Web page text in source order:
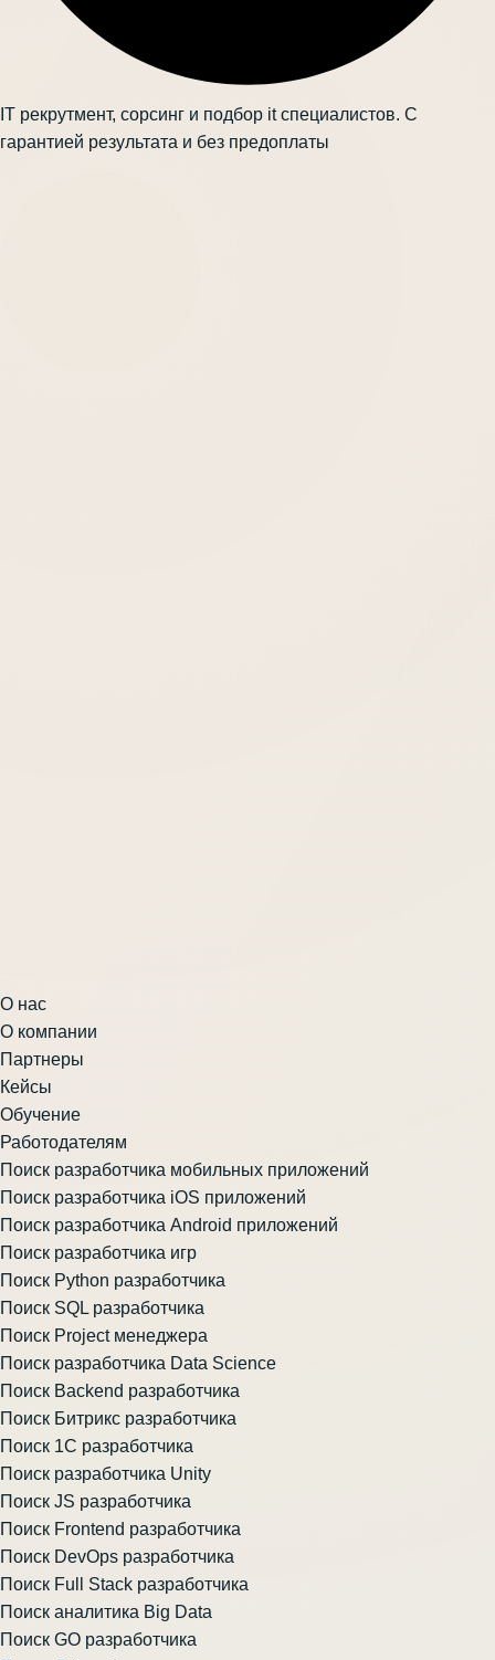
IT рекрутмент, сорсинг и подбор it специалистов. С
гарантией результата и без предоплаты
О нас
О компании
Партнеры
Кейсы
Обучение
Работодателям
Поиск разработчика мобильных приложений
Поиск разработчика iOS приложений
Поиск разработчика Android приложений
Поиск разработчика игр
Поиск Python разработчика
Поиск SQL разработчика
Поиск Project менеджера
Поиск разработчика Data Science
Поиск Backend разработчика
Поиск Битрикс разработчика
Поиск 1С разработчика
Поиск разработчика Unity
Поиск JS разработчика
Поиск Frontend разработчика
Поиск DevOps разработчика
Поиск Full Stack разработчика
Поиск аналитика Big Data
Поиск GO разработчика